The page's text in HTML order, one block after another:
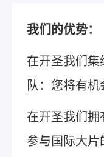
我们的优势：
在开圣我们集
队：您将有机
在开圣我们
参与国际大片